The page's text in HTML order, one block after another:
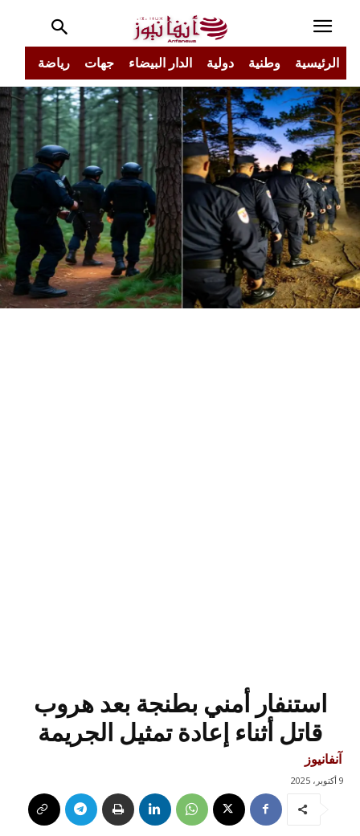
الرئيسية وطنية دولية الدار البيضاء جهات رياضة
استنفار أمني بطنجة بعد هروب
قاتل أثناء إعادة تمثيل الجريمة
آنفانيوز
9 أكتوبر، 2025